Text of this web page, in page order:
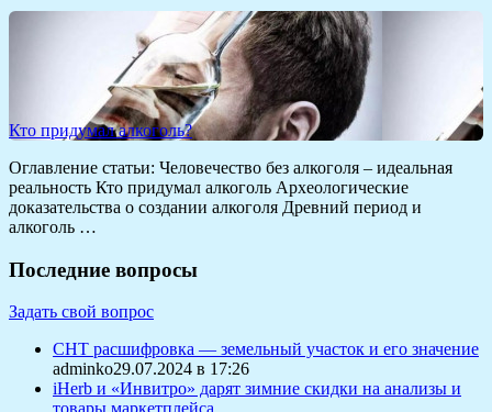
Кто придумал алкоголь?
Оглавление статьи: Человечество без алкоголя – идеальная
реальность Кто придумал алкоголь Археологические
доказательства о создании алкоголя Древний период и
алкоголь …
Последние вопросы
Задать свой вопрос
СНТ расшифровка — земельный участок и его значение
adminko29.07.2024 в 17:26
iHerb и «Инвитро» дарят зимние скидки на анализы и